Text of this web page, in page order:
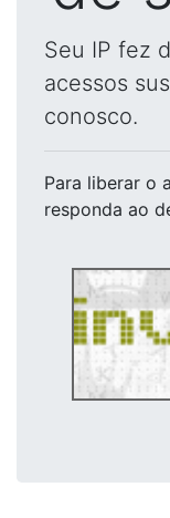
Seu IP fez
acessos
conosco.
Para liberar o
responda ao